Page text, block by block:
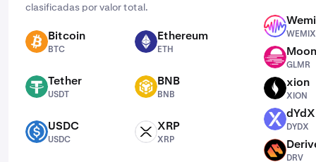
clasificadas por valor total.
BTC Bitcoin
BTC
ETH Ethereum
ETH
USDT Tether
USDT
BNB BNB
BNB
USDC USDC
USDC
XRP XRP
XRP
WEMIX
WEMIX
GLMR
GLMR
XION xion
XION
DYDX dYdX
DYDX
DRV
DRV